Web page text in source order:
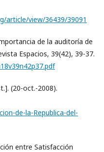
article/view/36439/39091
de la auditoría de
Espacios, 39(42), 39-37.
(20-oct.-2008).
de-la-Republica-del-
entre Satisfacción